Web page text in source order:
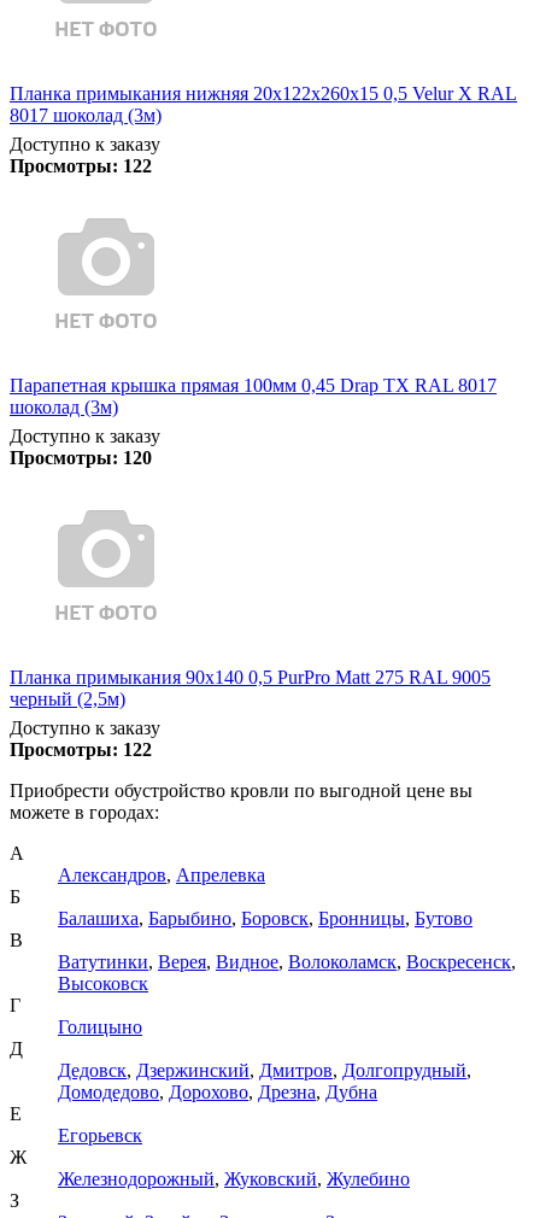
Планка примыкания нижняя 20х122х260х15 0,5 Velur X RAL
8017 шоколад (3м)
Доступно к заказу
Просмотры: 122
Парапетная крышка прямая 100мм 0,45 Drap TX RAL 8017
шоколад (3м)
Доступно к заказу
Просмотры: 120
Планка примыкания 90х140 0,5 PurPro Matt 275 RAL 9005
черный (2,5м)
Доступно к заказу
Просмотры: 122
Приобрести обустройство кровли по выгодной цене вы
можете в городах:
А
Александров, Апрелевка
Б
Балашиха, Барыбино, Боровск, Бронницы, Бутово
В
Ватутинки, Верея, Видное, Волоколамск, Воскресенск,
Высоковск
Г
Голицыно
Д
Дедовск, Дзержинский, Дмитров, Долгопрудный,
Домодедово, Дорохово, Дрезна, Дубна
Е
Егорьевск
Ж
Железнодорожный, Жуковский, Жулебино
З